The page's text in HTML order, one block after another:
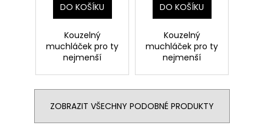
DO KOŠÍKU
Kouzelný
muchláček pro ty
nejmenší
DO KOŠÍKU
Kouzelný
muchláček pro ty
nejmenší
ZOBRAZIT VŠECHNY PODOBNÉ PRODUKTY